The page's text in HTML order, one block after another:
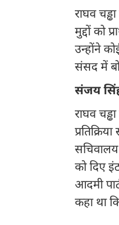
राघव
मुद्दों को
उन्होंने
संसद में
संजय सिंह
राघव
को दिए
आदमी
कहा था